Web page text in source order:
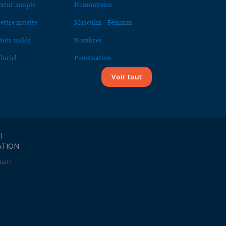
simple Homonymes
muette Masculin - Féminin
mêlés Nombres
Ponctuation
Voir tout
!